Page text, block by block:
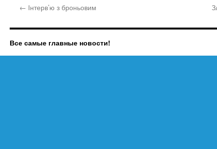
← Інтерв’ю з броньовим
Все самые главные новости!